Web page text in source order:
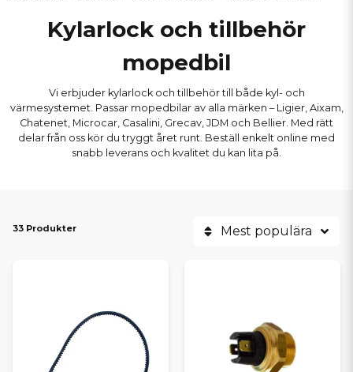
Kylarlock och tillbehör
mopedbil
Vi erbjuder kylarlock och tillbehör till både kyl- och
värmesystemet. Passar mopedbilar av alla märken – Ligier, Aixam,
Chatenet, Microcar, Casalini, Grecav, JDM och Bellier. Med rätt
delar från oss kör du tryggt året runt. Beställ enkelt online med
snabb leverans och kvalitet du kan lita på.
33 Produkter Mest populära